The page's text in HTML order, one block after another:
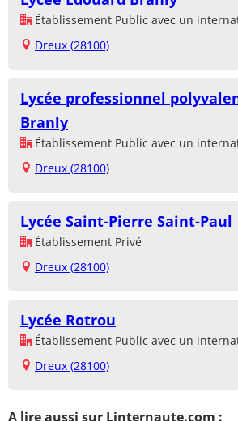
Établissement Public avec un
Dreux (28100)
Lycée professionnel
Branly
Établissement Public avec un
Dreux (28100)
Lycée Saint-Pierre Saint-Paul
Établissement Privé
Dreux (28100)
Lycée Rotrou
Établissement Public avec un
Dreux (28100)
A lire aussi sur Linternaute.com :